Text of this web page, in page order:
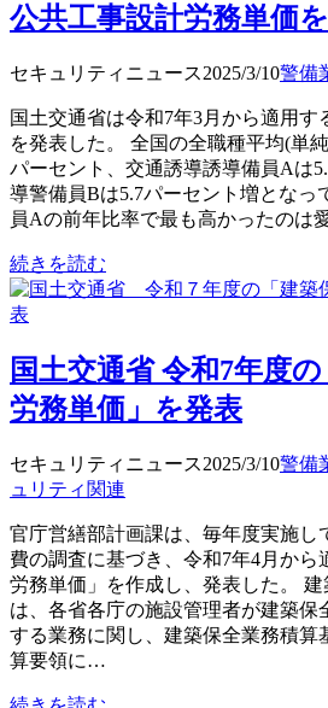
公共工事設計労務単価
セキュリティニュース2025/3/10警備
国土交通省は令和7年3月から適用す
を発表した。 全国の全職種平均(単
パーセント、交通誘導誘導備員Aは
導警備員Bは5.7パーセント増となっ
員Aの前年比率で最も高かったのは
続きを読む
国土交通省 令和7年度
労務単価」を発表
セキュリティニュース2025/3/10警備
ュリティ関連
官庁営繕部計画課は、毎年度実施し
費の調査に基づき、令和7年4月から
労務単価」を作成し、発表した。
は、各省各庁の施設管理者が建築保
する業務に関し、建築保全業務積算
算要領に…